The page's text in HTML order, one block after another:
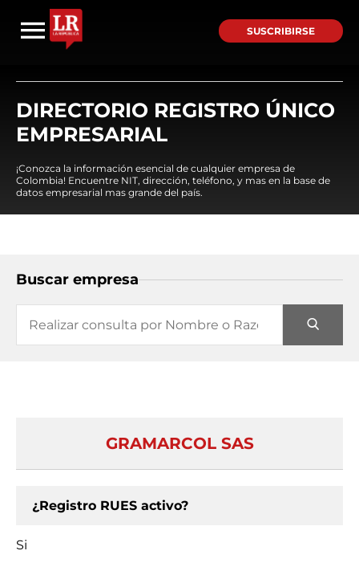
SUSCRIBIRSE
DIRECTORIO REGISTRO ÚNICO
EMPRESARIAL
¡Conozca la información esencial de cualquier empresa de
Colombia! Encuentre NIT, dirección, teléfono, y mas en la base de
datos empresarial mas grande del país.
Buscar empresa
GRAMARCOL SAS
¿Registro RUES activo?
Si